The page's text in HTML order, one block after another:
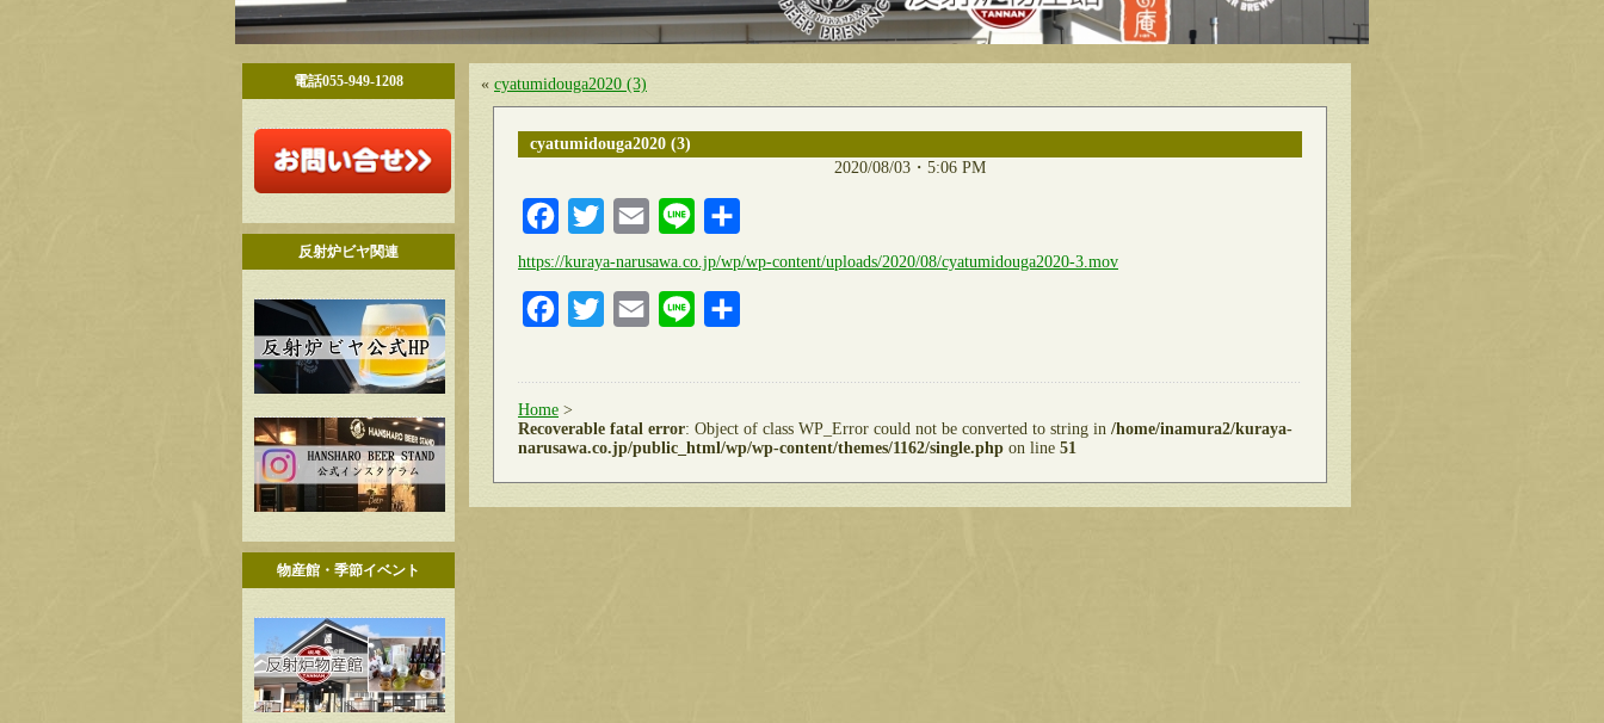
電話055-949-1208
反射炉ビヤ関連
物産館・季節イベント
« cyatumidouga2020 (3)
cyatumidouga2020 (3)
2020/08/03・5:06 PM
FacebookTwitter Email Line
有
https://kuraya-narusawa.co.jp/wp/wp-content/uploads/2020/08/cyatumidouga2020-3.mov
FacebookTwitter Email Line
Home >
Recoverable fatal error: Object of class WP_Error could not be converted to string in /home/inamura2/kuraya-
narusawa.co.jp/public_html/wp/wp-content/themes/1162/single.php on line 51